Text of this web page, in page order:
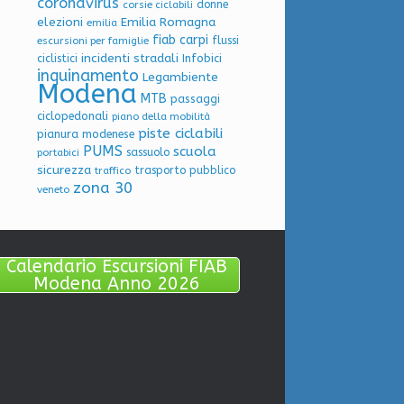
coronavirus corsie ciclabili donne
elezioni emilia Emilia Romagna
escursioni per famiglie fiab carpi flussi
ciclistici incidenti stradali Infobici
inquinamento Legambiente
Modena MTB passaggi
ciclopedonali piano della mobilità
pianura modenese piste ciclabili
portabici PUMS sassuolo scuola
sicurezza traffico trasporto pubblico
veneto zona 30
Calendario Escursioni FIAB
Modena Anno 2026